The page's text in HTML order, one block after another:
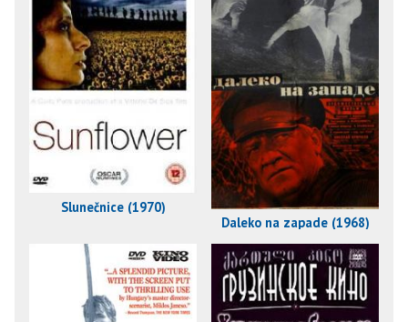
Slunečnice (1970)
Daleko na zapade (1968)